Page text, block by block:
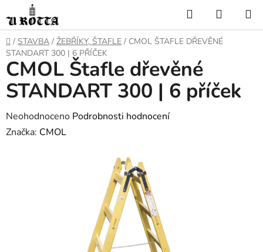
na
obsah
Hledat
KOŠÍK
DOMŮ
/ STAVBA / ŽEBŘÍKY, ŠTAFLE / CMOL ŠTAFLE DŘEVĚNÉ
STANDART 300 | 6 PŘÍČEK
CMOL Štafle dřevěné
STANDART 300 | 6 příček
Průměrné
hodnocení
Neohodnoceno Podrobnosti hodnocení
Značka: CMOL